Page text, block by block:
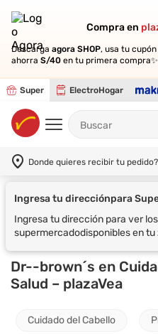
Compra en
Descarga agora SHOP, usa tu cupón
ahorra S/40 en tu primera compra✨
Super ElectroHogar
Compra en
Descarga agora SHOP, usa tu cupón
ahorra S/40 en tu primera compra✨
Donde quieres recibir tu pedido?
Ingresa tu direcciónpara
Ingresa tu dirección para ver
supermercadodisponibles en tu
Salud
Dr--brown´s en
Salud – plazaVea
Cuidado del Cabello